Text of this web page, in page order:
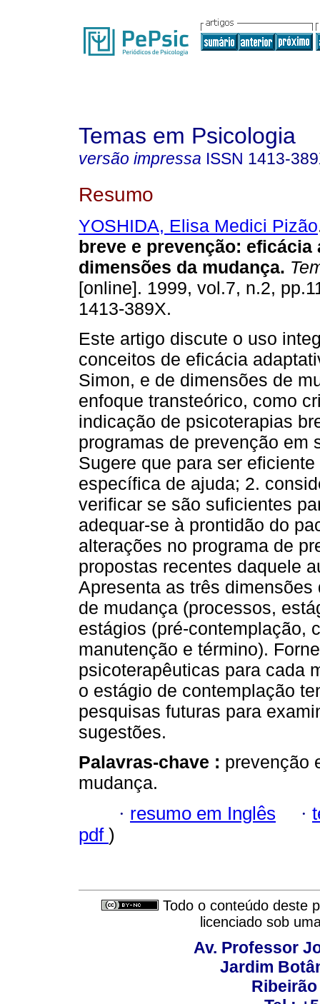
Temas em Psicologia
versão impressa ISSN 1413-
Resumo
YOSHIDA, Elisa Medici Pizão
breve e prevenção: eficácia
dimensões da mudança.
[online]. 1999, vol.7, n.2,
1413-389X.
Este artigo discute o uso
conceitos de eficácia
Simon, e de dimensões de
enfoque transteórico, como
indicação de psicoterapias
programas de prevenção em
Sugere que para ser
específica de ajuda; 2.
verificar se são suficientes
adequar-se à prontidão do
alterações no programa de
propostas recentes daquele
Apresenta as três
de mudança (processos,
estágios (pré-contemplação,
manutenção e término).
psicoterapêuticas para cada
o estágio de contemplação
pesquisas futuras para
sugestões.
Palavras-chave : prevenção
mudança.
· resumo em Inglês ·
pdf )
Todo o conteúdo deste
licenciado sob
Av. Professor
Jardim